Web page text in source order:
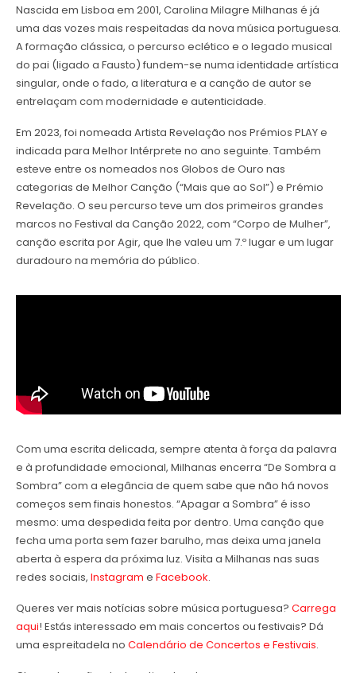
Nascida em Lisboa em 2001, Carolina Milagre Milhanas é já
uma das vozes mais respeitadas da nova música portuguesa.
A formação clássica, o percurso eclético e o legado musical
do pai (ligado a Fausto) fundem-se numa identidade artística
singular, onde o fado, a literatura e a canção de autor se
entrelaçam com modernidade e autenticidade.
Em 2023, foi nomeada Artista Revelação nos Prémios PLAY e
indicada para Melhor Intérprete no ano seguinte. Também
esteve entre os nomeados nos Globos de Ouro nas
categorias de Melhor Canção (“Mais que ao Sol”) e Prémio
Revelação. O seu percurso teve um dos primeiros grandes
marcos no Festival da Canção 2022, com “Corpo de Mulher”,
canção escrita por Agir, que lhe valeu um 7.º lugar e um lugar
duradouro na memória do público.
Com uma escrita delicada, sempre atenta à força da palavra
e à profundidade emocional, Milhanas encerra “De Sombra a
Sombra” com a elegância de quem sabe que não há novos
começos sem finais honestos. “Apagar a Sombra” é isso
mesmo: uma despedida feita por dentro. Uma canção que
fecha uma porta sem fazer barulho, mas deixa uma janela
aberta à espera da próxima luz. Visita a Milhanas nas suas
redes sociais, Instagram e Facebook.
Queres ver mais notícias sobre música portuguesa? Carrega
aqui! Estás interessado em mais concertos ou festivais? Dá
uma espreitadela no Calendário de Concertos e Festivais.